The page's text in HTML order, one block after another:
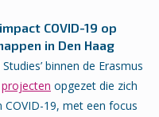
COVID-19 op
in Den Haag
binnen de Erasmus
projecten opgezet die zich
19, met een focus